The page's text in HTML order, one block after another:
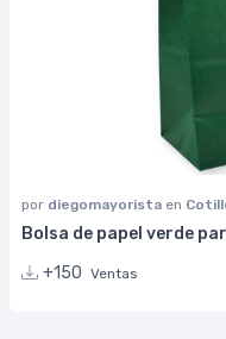
por diegomayorista en
Bolsa de papel verde
+150 Ventas